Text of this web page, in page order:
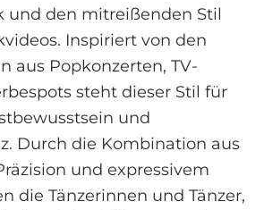
und den mitreißenden Stil
Inspiriert von den
aus Popkonzerten, TV-
steht dieser Stil für
und
Durch die Kombination aus
und expressivem
die Tänzerinnen und Tänzer,